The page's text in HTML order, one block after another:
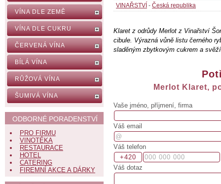
VINAŘSTVÍ - Česká republika
Klaret z odrůdy Merlot z Vinařství
cibule. Výrazná vůně listu černého
sladěným zbytkovým cukrem a
Merlot Klaret,
Vaše jméno, příjmení, firma
Váš email
Váš telefon
Váš dotaz
VÍNA DLE ZEMĚ
VÍNA DLE CUKRU
ČERVENÁ VÍNA
BÍLÁ VÍNA
RŮŽOVÁ VÍNA
ŠUMIVÁ VÍNA
ODBORNÉ PORADENSTVÍ
PRO FIRMU
VINOTÉKA
RESTAURACE
HOTEL
CATERING
FIREMNÍ AKCE A DÁRKY